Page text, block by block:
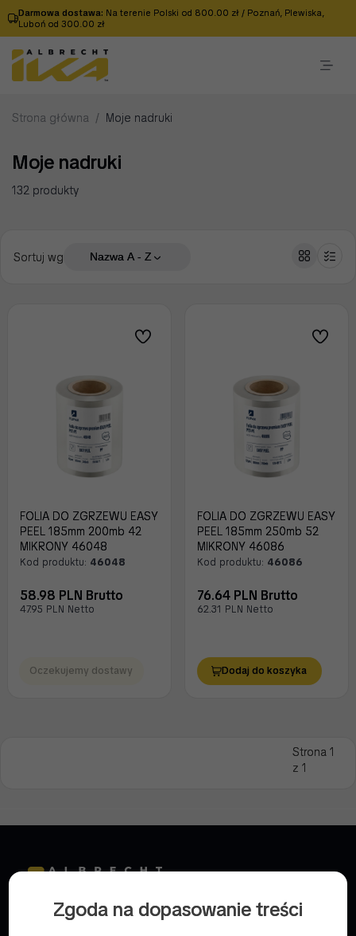
Darmowa dostawa: Na terenie Polski od 800.00 zł / Poznań, Plewiska,
Luboń od 300.00 zł
Strona główna / Moje nadruki
Moje nadruki
132 produkty
Sortuj wg Nazwa A - Z
FOLIA DO ZGRZEWU EASY
PEEL 185mm 200mb 42
MIKRONY 46048
Kod produktu: 46048
58.98 PLN Brutto
47.95 PLN Netto
Oczekujemy dostawy
FOLIA DO ZGRZEWU EASY
PEEL 185mm 250mb 52
MIKRONY 46086
Kod produktu: 46086
76.64 PLN Brutto
62.31 PLN Netto
Dodaj do koszyka
Strona 1
z 1
Zgoda na dopasowanie treści